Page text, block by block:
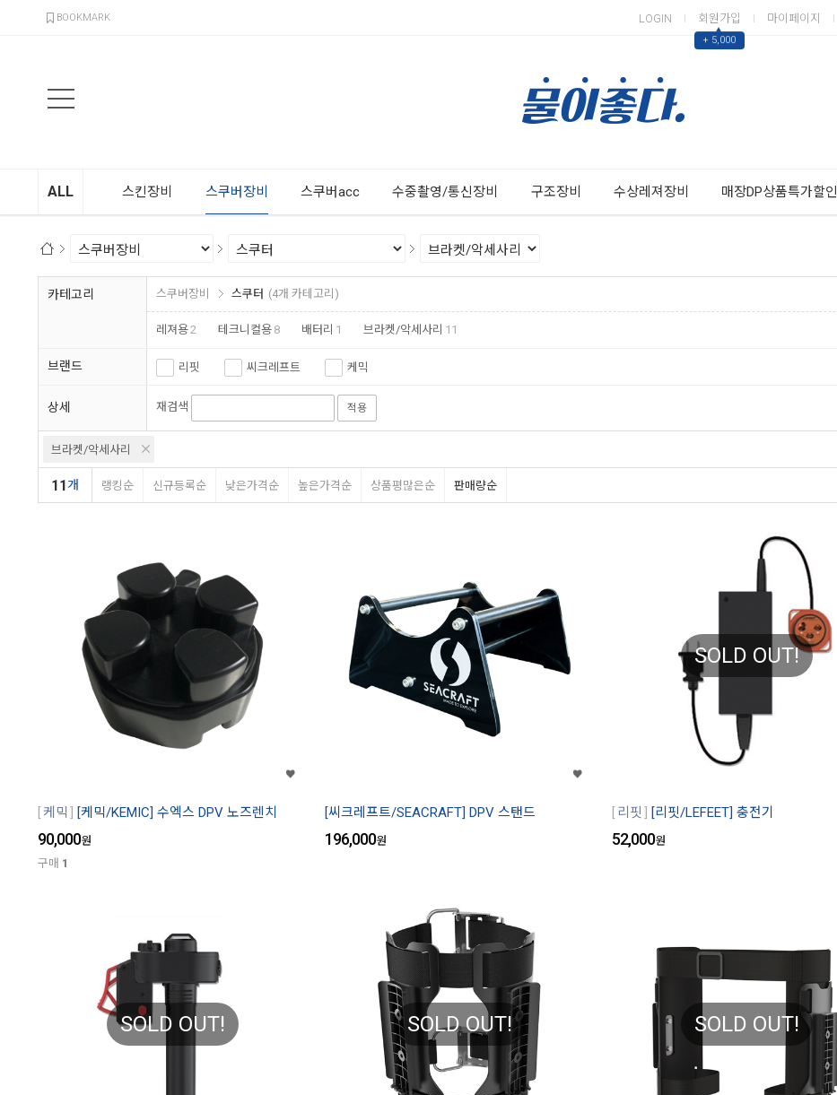
BOOKMARK LOGIN 회원가입
▲
+ 5,000
마이페이지
ALL 스킨장비 스쿠버장비 스쿠버acc 수중촬영/통신장비 구조장비 수상레져장비 매장DP상품특가할인
카테고리 스쿠버장비 스쿠터 (4개 카테고리)
레져용2 테크니컬용 8 배터리 1 브라켓/악세사리 11
브랜드 리핏 씨크레프트 케믹
상세 재검색 적용
브라켓/악세사리
11개 랭킹순 신규등록순 낮은가격순 높은가격순 상품평많은순 판매량순
케믹 [케믹/KEMIC] 수엑스 DPV 노즈렌치
90,000원
구매 1
[씨크레프트/SEACRAFT] DPV 스탠드
196,000원
SOLD OUT!
리핏 [리핏/LEFEET] 충전기
52,000원
SOLD OUT! SOLD OUT! SOLD OUT!